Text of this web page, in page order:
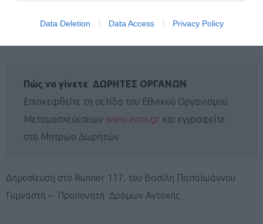
Data Deletion Data Access Privacy Policy
Για δεν μπορούσε να θωρεί να σιγοσβήνει ο γιός της”
Πώς να γίνετε ΔΩΡΗΤΕΣ ΟΡΓΑΝΩΝ
Επισκεφθείτε τη σελίδα του Εθνικού Οργανισμού
Μεταμοσχεύεσεων www.eom.gr και εγγραφείτε
στο Μητρώο Δωρητών
Δημοσίευση στο Runner 117, του Βασίλη Παπαϊωάννου
Γυμναστή – Προπονητή Δρόμων Αντοχής